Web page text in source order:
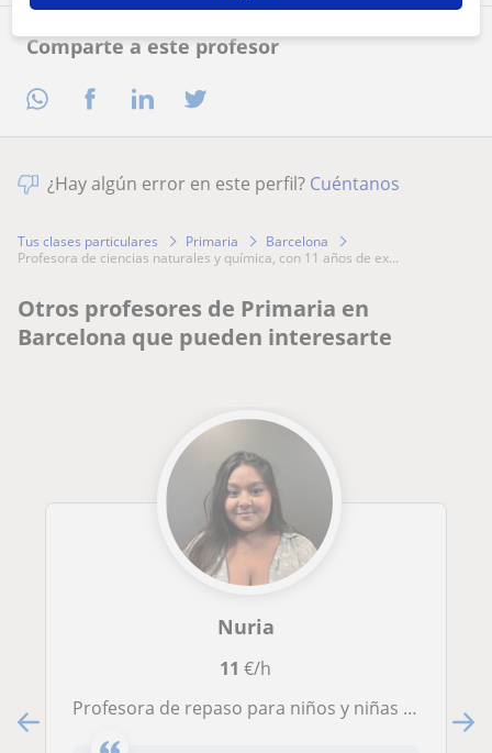
Comparte a este profesor
¿Hay algún error en este perfil? Cuéntanos
Tus clases particulares Primaria
Barcelona
profesora de ciencias naturales y química, con 11 años de ex...
Otros profesores de Primaria en
Barcelona que pueden interesarte
Nuria
11 €/h
Profesora de repaso para niños y niñas en materias de primaria